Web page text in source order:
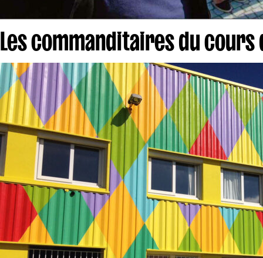
Les commanditaires du cours